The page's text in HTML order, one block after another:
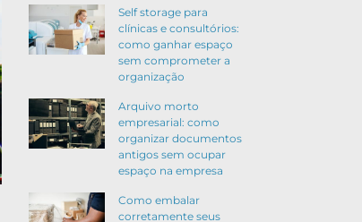
Self storage para
clínicas e consultórios:
como ganhar espaço
sem comprometer a
organização
Arquivo morto
empresarial: como
organizar documentos
antigos sem ocupar
espaço na empresa
Como embalar
corretamente seus